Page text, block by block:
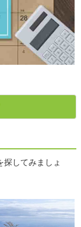
探してみましょ